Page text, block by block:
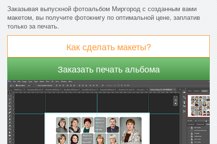
Заказывая выпускной фотоальбом Миргород с созданным вами
макетом, вы получите фотокнигу по оптимальной цене, заплатив
только за печать.
Как сделать макеты?
Заказать печать альбома